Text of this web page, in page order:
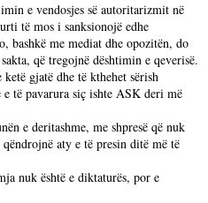
e vendosjes së autoritarizmit në
të mos i sanksionojë edhe
bashkë me mediat dhe opozitën, do
që tregojnë dështimin e qeverisë.
gjatë dhe të kthehet sërish
të pavarura siç ishte ASK deri më
e deritashme, me shpresë që nuk
aty e të presin ditë më të
nuk është e diktaturës, por e